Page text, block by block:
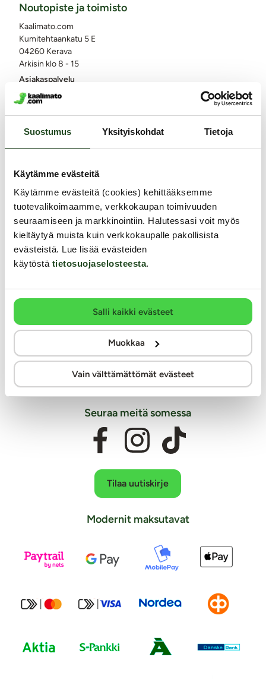
Suostumus Yksityiskohdat Tietoja
Käytämme evästeitä
Käytämme evästeitä (cookies) kehittääksemme
tuotevalikoimaamme, verkkokaupan toimivuuden
seuraamiseen ja markkinointiin. Halutessasi voit myös
kieltäytyä muista kuin verkkokaupalle pakollisista
evästeistä. Lue lisää evästeiden
käytöstä tietosuojaselosteesta.
Salli kaikki evästeet
Muokkaa
Vain välttämättömät evästeet
Asiakaspalvelu
Toimitus
Markkinointi ja yhteistyöt
Noutopiste ja toimisto
Kaalimato.com
Kumitehtaankatu 5 E
04260 Kerava
Arkisin klo 8 - 15
Miksi juuri Kaalimato.com
Laaja ja monipuolinen valikoima eroottisia tuotteita
Arkisin ennen klo 14 tehdyt tilaukset lähetetään vielä samana
Ilmainen toimitus yli 60€ tilauksiin
Paljon joustavia toimitustapoja alk. 0 €
Laaja valikoima helppoja maksutapoja
Asiantunteva henkilökunta
Ystävällinen ja auttava asiakaspalvelu
100% kotimainen verkkokauppa
Seuraa meitä somessa
Tilaa uutiskirje
Modernit maksutavat